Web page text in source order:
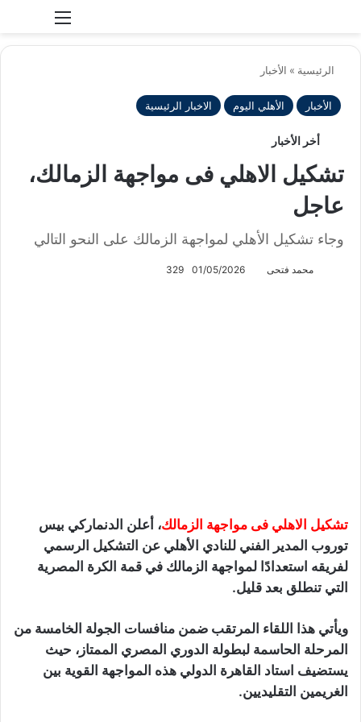
الرئيسية » الأخبار
الأخبار الأهلي اليوم الاخبار الرئيسية
أخر الأخبار
تشكيل الاهلي فى مواجهة الزمالك،
عاجل
وجاء تشكيل الأهلي لمواجهة الزمالك على النحو التالي
محمد فتحى 01/05/2026
تشكيل الاهلي فى مواجهة الزمالك، أعلن الدنماركي بيس
توروب المدير الفني للنادي الأهلي عن التشكيل الرسمي
لفريقه استعدادًا لمواجهة الزمالك في قمة الكرة المصرية
التي تنطلق بعد قليل.
ويأتي هذا اللقاء المرتقب ضمن منافسات الجولة الخامسة من
المرحلة الحاسمة لبطولة الدوري المصري الممتاز، حيث
يستضيف استاد القاهرة الدولي هذه المواجهة القوية بين
الغريمين التقليديين.